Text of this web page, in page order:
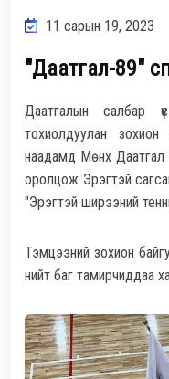
11 сарын 19, 2023
"Даатгал-89"
Даатгалын салбар
тохиолдуулан
наадамд Мөнх Даатгал
оролцож Эрэгтэй
"Эрэгтэй ширээний
Тэмцээний зохион
нийт баг тамирчиддаа